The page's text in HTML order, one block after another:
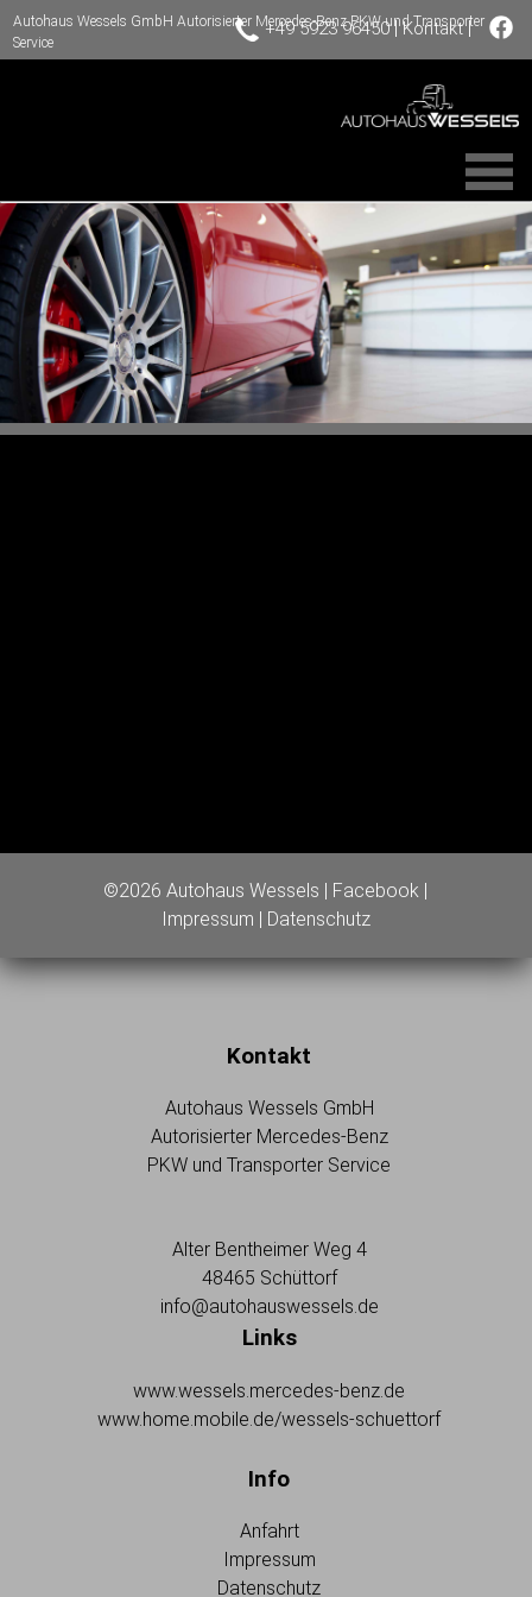
Autohaus Wessels GmbH Autorisierter Mercedes-Benz PKW und Transporter
Service
+49 5923 96450|Kontakt|
©2026 Autohaus Wessels | Facebook |
Impressum | Datenschutz
Kontakt
Autohaus Wessels GmbH
Autorisierter Mercedes-Benz
PKW und Transporter Service
Alter Bentheimer Weg 4
48465 Schüttorf
info@autohauswessels.de
Links
www.wessels.mercedes-benz.de
www.home.mobile.de/wessels-schuettorf
Info
Anfahrt
Impressum
Datenschutz